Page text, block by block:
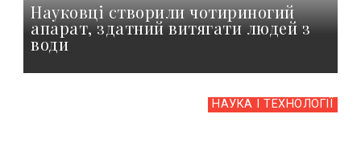
Науковці створили чотириногий
апарат, здатний витягати людей з
води
НАУКА І ТЕХНОЛОГІЇ